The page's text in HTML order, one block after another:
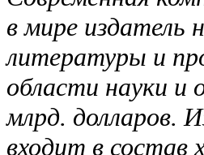
в мире издатель
литературы и
области науки и
млрд. долларов.
входит в состав